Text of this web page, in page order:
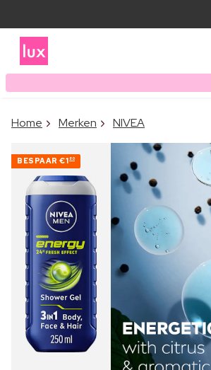
Home Merken NIVEA
BESPAAR €1 80